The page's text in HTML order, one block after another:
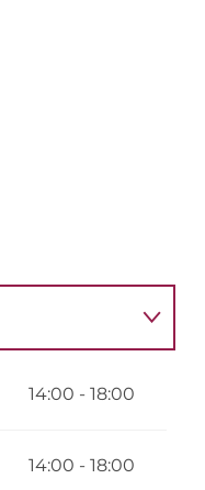
14:00 - 18:00
14:00 - 18:00